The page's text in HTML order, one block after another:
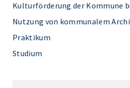
Kulturförderung der Kommune
Nutzung von kommunalem
Praktikum
Studium